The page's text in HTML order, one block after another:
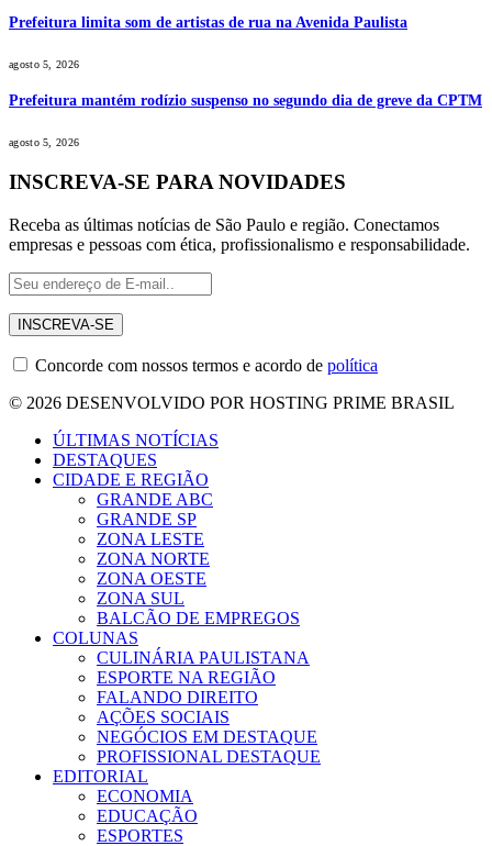
Prefeitura limita som de artistas de rua na Avenida Paulista
agosto 5, 2026
Prefeitura mantém rodízio suspenso no segundo dia de greve da CPTM
agosto 5, 2026
INSCREVA-SE PARA NOVIDADES
Receba as últimas notícias de São Paulo e região. Conectamos
empresas e pessoas com ética, profissionalismo e responsabilidade.
Concorde com nossos termos e acordo de política
© 2026 DESENVOLVIDO POR HOSTING PRIME BRASIL
ÚLTIMAS NOTÍCIAS
DESTAQUES
CIDADE E REGIÃO
GRANDE ABC
GRANDE SP
ZONA LESTE
ZONA NORTE
ZONA OESTE
ZONA SUL
BALCÃO DE EMPREGOS
COLUNAS
CULINÁRIA PAULISTANA
ESPORTE NA REGIÃO
FALANDO DIREITO
AÇÕES SOCIAIS
NEGÓCIOS EM DESTAQUE
PROFISSIONAL DESTAQUE
EDITORIAL
ECONOMIA
EDUCAÇÃO
ESPORTES